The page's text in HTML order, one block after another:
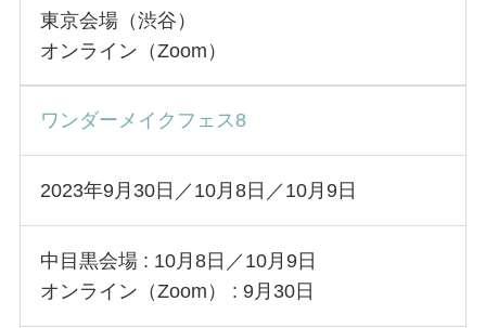
東京会場（渋谷）
オンライン（Zoom）
ワンダーメイクフェス8
2023年9月30日／10月8日／10月9日
中目黒会場 : 10月8日／10月9日
オンライン（Zoom） : 9月30日